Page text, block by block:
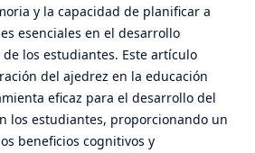
y la capacidad de planificar a
esenciales en el desarrollo
los estudiantes. Este artículo
del ajedrez en la educación
eficaz para el desarrollo del
los estudiantes, proporcionando un
beneficios cognitivos y